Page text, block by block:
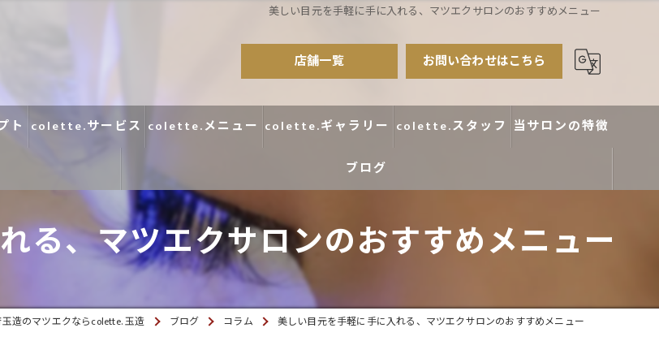
美しい目元を手軽に手に入れる、マツエクサロンのおすすめメニュー
店舗一覧 お問い合わせはこちら
ト colette.サービス colette.メニュー colette.ギャラリー colette.スタッフ 当サロンの特徴
エクステ
ブログ
コラム
口コミ
る、マツエクサロンのおすすめメニュー
造のマツエクならcolette. 玉造 ブログ コラム 美しい目元を手軽に手に入れる、マツエクサロンのおすすめメニュー